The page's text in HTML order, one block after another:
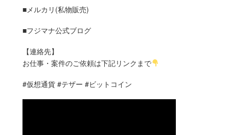
■メルカリ(私物販売)
■フジマナ公式ブログ
【連絡先】
お仕事・案件のご依頼は下記リンクまで
#仮想通貨 #テザー #ビットコイン